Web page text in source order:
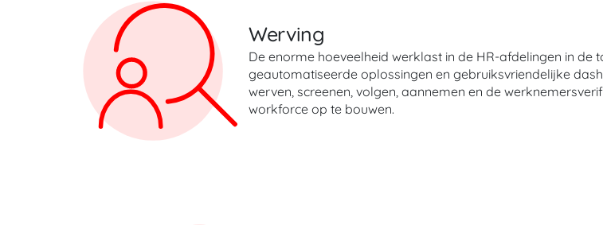
Werving
De enorme hoeveelheid werklast in de HR-afdelingen in de
geautomatiseerde oplossingen en gebruiksvriendelijke
werven, screenen, volgen, aannemen en de
workforce op te bouwen.